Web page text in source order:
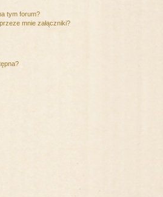
tym forum?
mnie załączniki?